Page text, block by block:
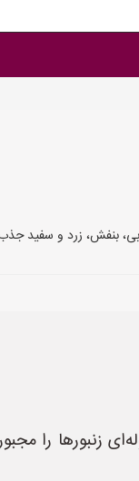
آبی، بنفش، زرد و سفید
زنبورها را